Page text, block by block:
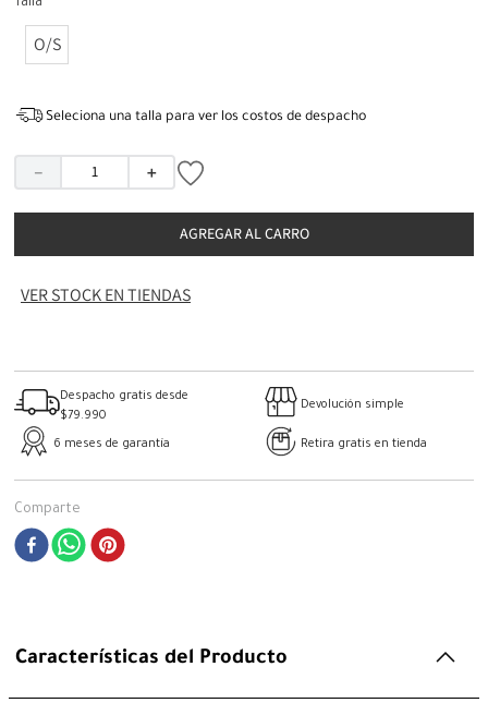
Talla
O/S
Seleciona una talla para ver los costos de despacho
＋
－
AGREGAR AL CARRO
VER STOCK EN TIENDAS
Despacho gratis desde
$79.990
Devolución simple
6 meses de garantía Retira gratis en tienda
Comparte
Características del Producto